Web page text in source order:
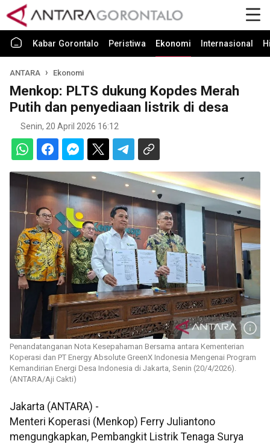
Kabar Gorontalo Peristiwa Ekonomi Internasional
ANTARA Ekonomi
Menkop: PLTS dukung Kopdes Merah
Putih dan penyediaan listrik di desa
Senin, 20 April 2026 16:12
Penandatanganan Nota Kesepahaman Bersama antara Kementerian
Koperasi dan PT Energy Absolute GreenX Indonesia Mengenai Program
Kemandirian Energi Desa Indonesia di Jakarta, Senin (20/4/2026).
(ANTARA/Aji Cakti)
Jakarta (ANTARA) -
Menteri Koperasi (Menkop) Ferry Juliantono
mengungkapkan, Pembangkit Listrik Tenaga Surya